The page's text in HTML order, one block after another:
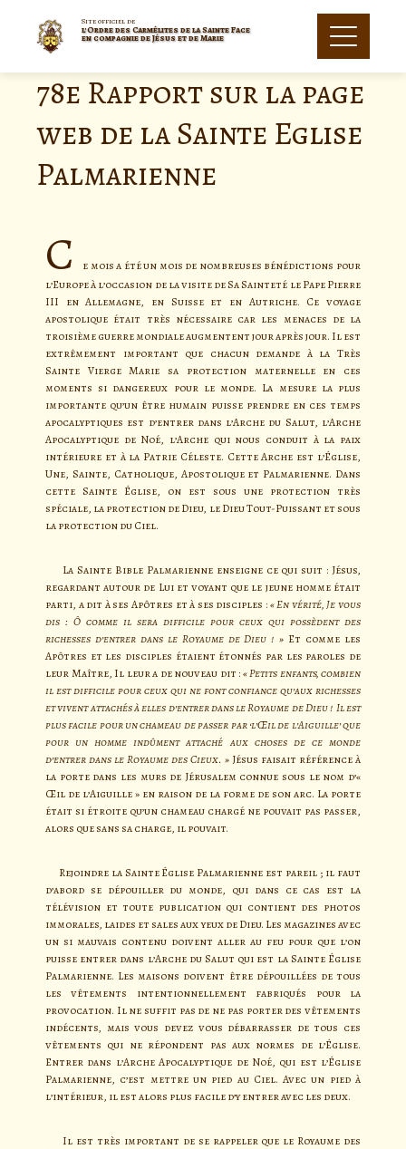
Site officiel de
l'Ordre des Carmélites de la Sainte Face
en compagnie de Jésus et de Marie
78e Rapport sur la page
web de la Sainte Eglise
Palmarienne
C
e mois a été un mois de nombreuses bénédictions pour
l’Europe à l’occasion de la visite de Sa Sainteté le Pape Pierre
III en Allemagne, en Suisse et en Autriche. Ce voyage
apostolique était très nécessaire car les menaces de la
troisième guerre mondiale augmentent jour après jour. Il est
extrêmement important que chacun demande à la Très
Sainte Vierge Marie sa protection maternelle en ces
moments si dangereux pour le monde. La mesure la plus
importante qu’un être humain puisse prendre en ces temps
apocalyptiques est d’entrer dans l’Arche du Salut, l’Arche
Apocalyptique de Noé, l’Arche qui nous conduit à la paix
intérieure et à la Patrie Céleste. Cette Arche est l’Église,
Une, Sainte, Catholique, Apostolique et Palmarienne. Dans
cette Sainte Église, on est sous une protection très
spéciale, la protection de Dieu, le Dieu Tout-Puissant et sous
la protection du Ciel.
La Sainte Bible Palmarienne enseigne ce qui suit : Jésus,
regardant autour de Lui et voyant que le jeune homme était
parti, a dit à ses Apôtres et à ses disciples :« En vérité, Je vous
dis : Ô comme il sera difficile pour ceux qui possèdent des
richesses d’entrer dans le Royaume de Dieu ! » Et comme les
Apôtres et les disciples étaient étonnés par les paroles de
leur Maître, Il leur a de nouveau dit :« Petits enfants, combien
il est difficile pour ceux qui ne font confiance qu’aux richesses
et vivent attachés à elles d’entrer dans le Royaume de Dieu ! Il est
plus facile pour un chameau de passer par ‘l’Œil de l’Aiguille’ que
pour un homme indûment attaché aux choses de ce monde
d’entrer dans le Royaume des Cieux. » Jésus faisait référence à
la porte dans les murs de Jérusalem connue sous le nom d’«
Œil de l’Aiguille » en raison de la forme de son arc. La porte
était si étroite qu’un chameau chargé ne pouvait pas passer,
alors que sans sa charge, il pouvait.
Rejoindre la Sainte Église Palmarienne est pareil ; il faut
d’abord se dépouiller du monde, qui dans ce cas est la
télévision et toute publication qui contient des photos
immorales, laides et sales aux yeux de Dieu. Les magazines avec
un si mauvais contenu doivent aller au feu pour que l’on
puisse entrer dans l’Arche du Salut qui est la Sainte Église
Palmarienne. Les maisons doivent être dépouillées de tous
les vêtements intentionnellement fabriqués pour la
provocation. Il ne suffit pas de ne pas porter des vêtements
indécents, mais vous devez vous débarrasser de tous ces
vêtements qui ne répondent pas aux normes de l’Église.
Entrer dans l’Arche Apocalyptique de Noé, qui est l’Église
Palmarienne, c’est mettre un pied au Ciel. Avec un pied à
l’intérieur, il est alors plus facile d’y entrer avec les deux.
Il est très important de se rappeler que le Royaume des